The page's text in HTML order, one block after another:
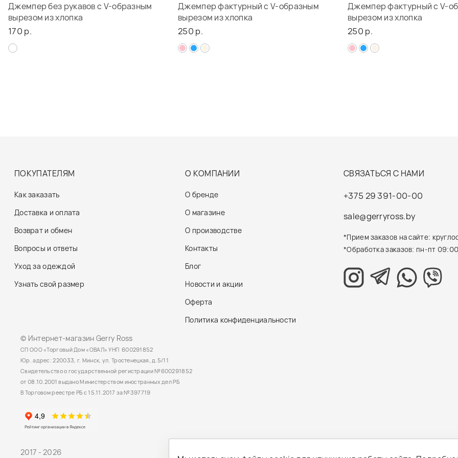
Джемпер без рукавов с V-образным
вырезом из хлопка
170 р.
Джемпер фактурный с V-образным
вырезом из хлопка
250 р.
Джемпер фактурный с V-
вырезом из хлопка
250 р.
ПОКУПАТЕЛЯМ
Как заказать
Доставка и оплата
Возврат и обмен
Вопросы и ответы
Уход за одеждой
Узнать свой размер
О КОМПАНИИ
О бренде
О магазине
О производстве
Контакты
Блог
Новости и акции
Оферта
Политика конфиденциальности
СВЯЗАТЬСЯ С НАМИ
+375 29 391-00-00
sale@gerryross.by
*Прием заказов на сайте:
*Обработка заказов: пн-пт
© Интернет-магазин Gerry Ross
СП ООО «Торговый Дом «ОВАЛ» УНП 600291852
Юр. адрес: 220033, г. Минск, ул. Тростенецкая, д.5/11
Свидетельство о государственной регистрации №600291852
от 08.10.2001 выдано Министерством иностранных дел РБ
В Торговом реестре РБ с 15.11.2017 за №397719
2017 - 2026